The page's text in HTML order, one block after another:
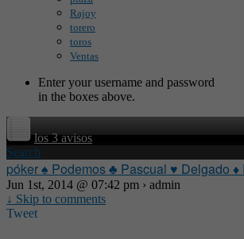
Rajoy
torero
toros
Ventas
Enter your username and password
in the boxes above.
los 3 avisos
Search
póker ♠ Podemos ♣ Pascual ♥ Delgado ♦
Jun 1st, 2014 @ 07:42 pm › admin
↓ Skip to comments
Tweet